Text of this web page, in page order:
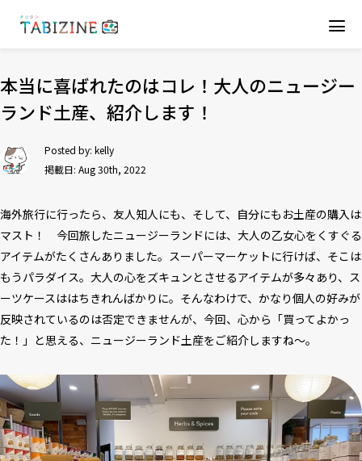
本当に喜ばれたのはコレ！大人のニュージー
ランド土産、紹介します！
Posted by: kelly
掲載日: Aug 30th, 2022
海外旅行に行ったら、友人知人にも、そして、自分にもお土産の購入は
マスト！ 今回旅したニュージーランドには、大人の乙女心をくすぐる
アイテムがたくさんありました。スーパーマーケットに行けば、そこは
もうパラダイス。大人の心をズキュンとさせるアイテムが多々あり、ス
ーツケースははちきれんばかりに。そんなわけで、かなり個人の好みが
反映されているのは否定できませんが、今回、心から「買ってよかっ
た！」と思える、ニュージーランド土産をご紹介しますね～。